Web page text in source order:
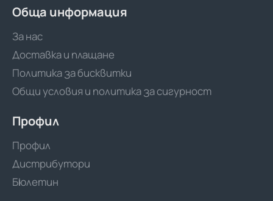
Обща информация
За нас
Доставка и плащане
Политика за бисквитки
Общи условия и политика за сигурност
Профил
Профил
Дистрибутори
Бюлетин